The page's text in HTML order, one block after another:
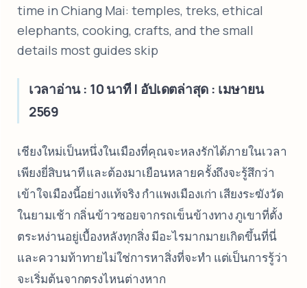
time in Chiang Mai: temples, treks, ethical
elephants, cooking, crafts, and the small
details most guides skip
เวลาอ่าน : 10 นาที | อัปเดตล่าสุด : เมษายน
2569
เชียงใหม่เป็นหนึ่งในเมืองที่คุณจะหลงรักได้ภายในเวลา
เพียงยี่สิบนาที และต้องมาเยือนหลายครั้งถึงจะรู้สึกว่า
เข้าใจเมืองนี้อย่างแท้จริง กำแพงเมืองเก่า เสียงระฆังวัด
ในยามเช้า กลิ่นข้าวซอยจากรถเข็นข้างทาง ภูเขาที่ตั้ง
ตระหง่านอยู่เบื้องหลังทุกสิ่ง มีอะไรมากมายเกิดขึ้นที่นี่
และความท้าทายไม่ใช่การหาสิ่งที่จะทำ แต่เป็นการรู้ว่า
จะเริ่มต้นจากตรงไหนต่างหาก